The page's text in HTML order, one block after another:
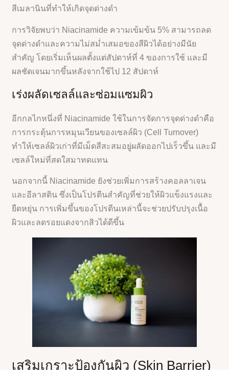
สีเมลานินที่ทำให้เกิดจุดด่างดำ
การวิจัยพบว่า Niacinamide ความเข้มข้น 5% สามารถลด
จุดด่างดำและความไม่สม่ำเสมอของสีผิวได้อย่างมีนัย
สำคัญ โดยเริ่มเห็นผลตั้งแต่สัปดาห์ที่ 4 ของการใช้ และมี
ผลชัดเจนมากขึ้นหลังจากใช้ไป 12 สัปดาห์
เร่งผลัดเซลล์และซ่อมแซมผิว
อีกกลไกหนึ่งที่ Niacinamide ใช้ในการจัดการจุดด่างดำคือ
การกระตุ้นการหมุนเวียนของเซลล์ผิว (Cell Turnover)
ทำให้เซลล์ผิวเก่าที่มีเม็ดสีสะสมอยู่ผลัดออกไปเร็วขึ้น และมี
เซลล์ใหม่ที่สดใสมาทดแทน
นอกจากนี้ Niacinamide ยังช่วยเพิ่มการสร้างคอลลาเจน
และอีลาสติน ซึ่งเป็นโปรตีนสำคัญที่ช่วยให้ผิวแข็งแรงและ
ยืดหยุ่น การเพิ่มขึ้นของโปรตีนเหล่านี้จะช่วยปรับปรุงเนื้อ
ผิวและลดรอยแดงจากสิวได้ดีขึ้น
เสริมเกราะป้องกันผิว (Skin Barrier)